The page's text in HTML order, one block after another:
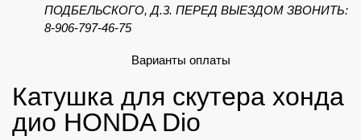
ПОДБЕЛЬСКОГО, Д.3. ПЕРЕД ВЫЕЗДОМ ЗВОНИТЬ:
8-906-797-46-75
Варианты оплаты
Катушка для скутера хонда
дио HONDA Dio